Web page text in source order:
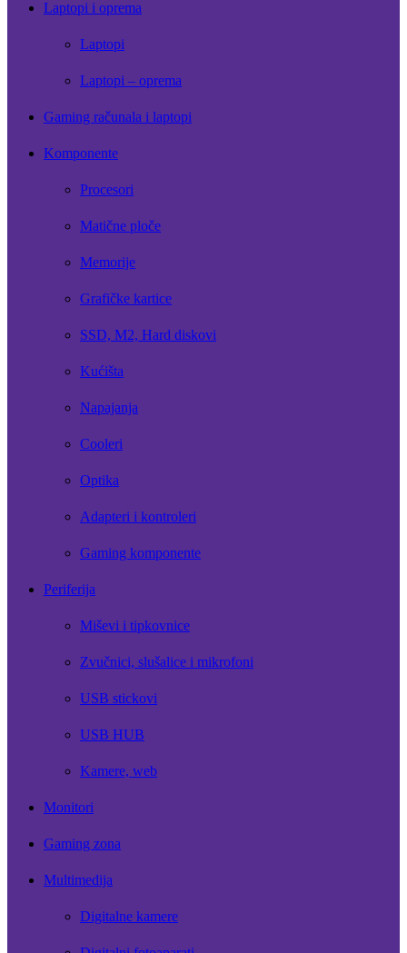
Laptopi i oprema
Laptopi
Laptopi – oprema
Gaming računala i laptopi
Komponente
Procesori
Matične ploče
Memorije
Grafičke kartice
SSD, M2, Hard diskovi
Kućišta
Napajanja
Cooleri
Optika
Adapteri i kontroleri
Gaming komponente
Periferija
Miševi i tipkovnice
Zvučnici, slušalice i mikrofoni
USB stickovi
USB HUB
Kamere, web
Monitori
Gaming zona
Multimedija
Digitalne kamere